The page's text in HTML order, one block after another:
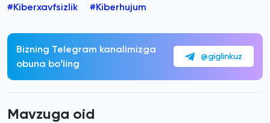
#Kiberxavfsizlik #Kiberhujum
Bizning Telegram kanalimizga
obuna boʻling
@giglinkuz
Mavzuga oid